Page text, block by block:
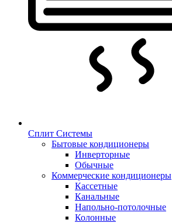
Сплит Системы
Бытовые кондиционеры
Инверторные
Обычные
Коммерческие кондиционеры
Кассетные
Канальные
Напольно-потолочные
Колонные